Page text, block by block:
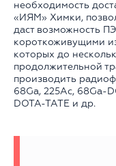
необходимость
«ИЯМ» Химки,
даст возможность
короткоживущими
которых до
продолжительной
производить
68Ga, 225Ас, 68Ga-
DOTA-TATE и др.